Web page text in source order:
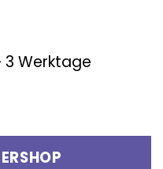
3 Werktage